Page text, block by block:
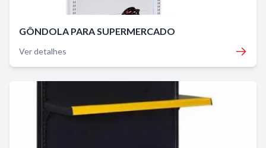
GÔNDOLA PARA SUPERMERCADO
Ver detalhes